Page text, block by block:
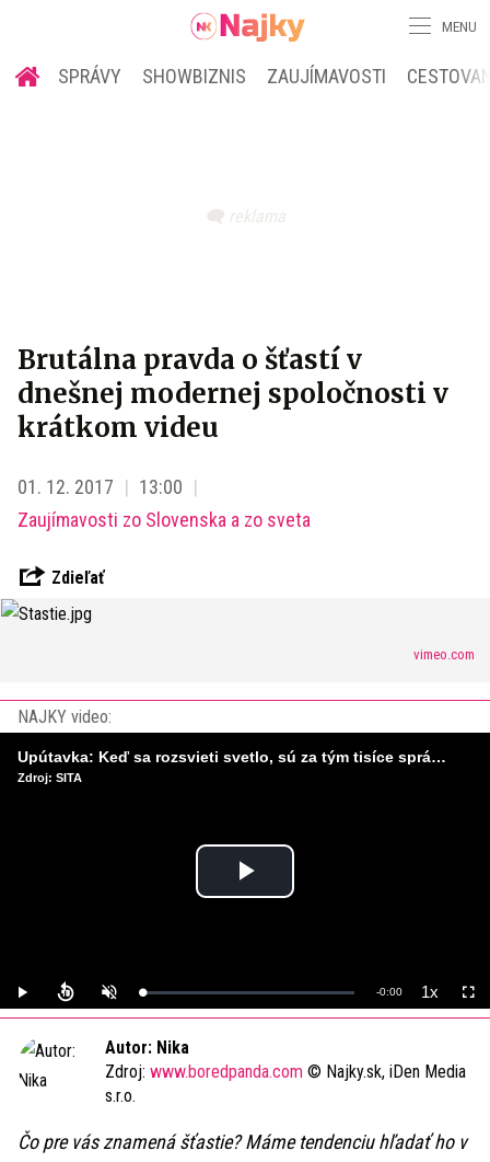
MENU
SPRÁVY SHOWBIZNIS ZAUJÍMAVOSTI
Brutálna pravda o šťastí v
dnešnej modernej spoločnosti v
krátkom videu
01. 12. 2017
13:00
Zaujímavosti zo Slovenska a zo sveta
Zdieľať
vimeo.com
NAJKY video:
Play
Play UnmuteLoaded:
0%
Remaining
-0:00 1xPlayback
Rate
Upútavka: Keď sa rozsvieti svetlo, sú za tým tisíce správnych rozhodnutí. Ako vzniká infraštruktúra, ktorú nevnímame?
Zdroj: SITA
Autor: Nika
Zdroj: www.boredpanda.com © Najky.sk, iDen Media
s.r.o.
Čo pre vás znamená šťastie? Máme tendenciu hľadať ho v